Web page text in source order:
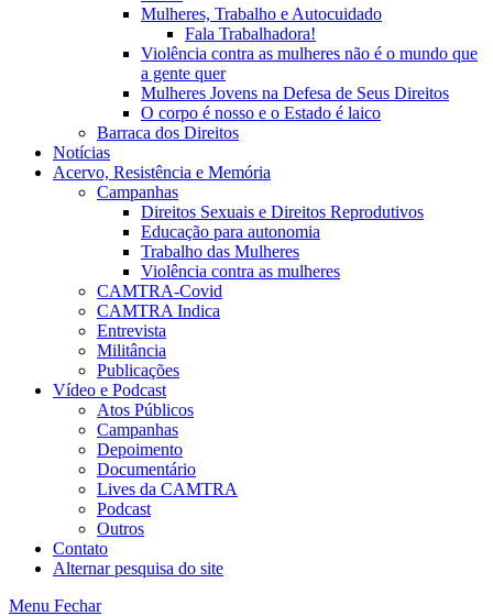
Mulheres, Trabalho e Autocuidado
Fala Trabalhadora!
Violência contra as mulheres não é o mundo que
a gente quer
Mulheres Jovens na Defesa de Seus Direitos
O corpo é nosso e o Estado é laico
Barraca dos Direitos
Notícias
Acervo, Resistência e Memória
Campanhas
Direitos Sexuais e Direitos Reprodutivos
Educação para autonomia
Trabalho das Mulheres
Violência contra as mulheres
CAMTRA-Covid
CAMTRA Indica
Entrevista
Militância
Publicações
Vídeo e Podcast
Atos Públicos
Campanhas
Depoimento
Documentário
Lives da CAMTRA
Podcast
Outros
Contato
Alternar pesquisa do site
Menu Fechar